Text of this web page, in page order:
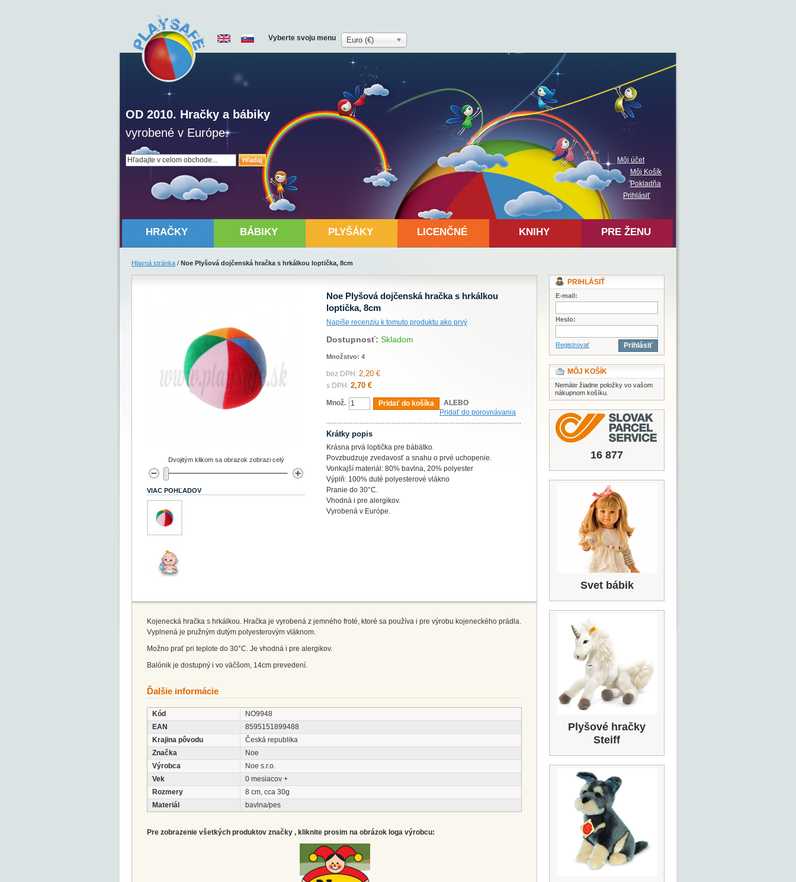
Hľadaj
OD 2010. Hračky a bábiky
vyrobené v Európe.
Môj účet
Môj Košík
Pokladňa
Prihlásiť
Vyberte svoju menu Euro (€)
HRAČKY BÁBIKY PLYŠÁKY LICENČNÉ KNIHY PRE ŽENU
Hlavná stránka / Noe Plyšová dojčenská hračka s hrkálkou loptička, 8cm
Noe Plyšová dojčenská hračka s hrkálkou
loptička, 8cm
Napíše recenziu k tomuto produktu ako prvý
Dostupnosť: Skladom
Množstvo: 4
bez DPH: 2,20 €
s DPH: 2,70 €
Množ. Pridať do košíka
ALEBO
Pridať do porovnávania
Krátky popis
Krásna prvá loptička pre bábätko.
Povzbudzuje zvedavosť a snahu o prvé uchopenie.
Vonkajší materiál: 80% bavlna, 20% polyester
Výplň: 100% duté polyesterové vlákno
Pranie do 30°C.
Vhodná i pre alergikov.
Vyrobená v Európe.
Dvojitým klikom sa obrazok zobrazi celý
VIAC POHĽADOV
Kojenecká hračka s hrkálkou. Hračka je vyrobená z jemného froté, ktoré sa používa i pre výrobu kojeneckého prádla.
Vyplnená je pružným dutým polyesterovým vláknom.
Možno prať pri teplote do 30°C. Je vhodná i pre alergikov.
Balónik je dostupný i vo väčšom, 14cm prevedení.
Ďalšie informácie
Kód
NO9948
EAN
8595151899488
Krajina pôvodu
Česká republika
Značka
Noe
Výrobca
Noe s.r.o.
Vek
0 mesiacov +
Rozmery
8 cm, cca 30g
Materiál
bavlna/pes
Pre zobrazenie všetkých produktov značky , kliknite prosim na obrázok loga výrobcu:
PRIHLÁSIŤ
E-mail:
Heslo:
Registrovať Prihlásiť
MÔJ KOŠÍK
Nemáte žiadne položky vo vašom
nákupnom košíku.
16 877
Svet bábik
Plyšové hračky
Steiff